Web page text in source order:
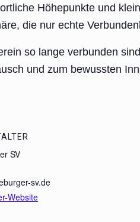
Höhepunkte und
die nur echte
so lange verbunden
und zum bewussten
SV
sv.de
Website